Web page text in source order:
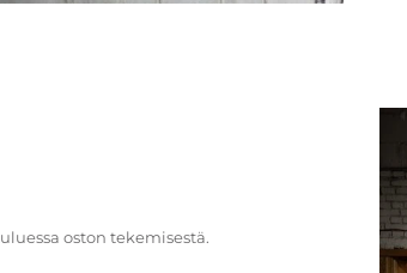
oston tekemisestä.